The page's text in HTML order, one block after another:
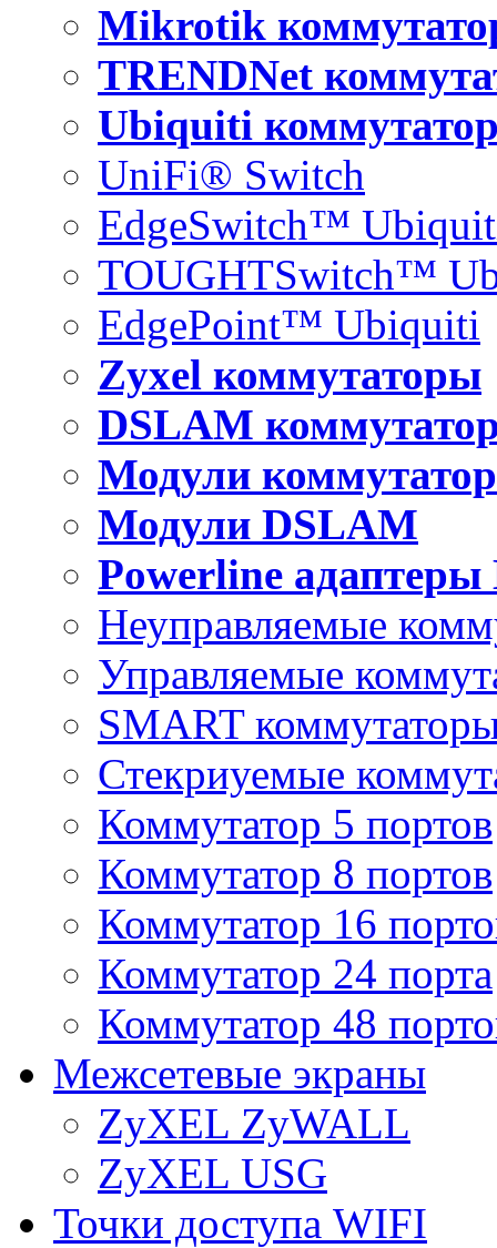
Mikrotik
TRENDNet
Ubiquiti
UniFi® Switch
EdgeSwitch™
TOUGHTSwitch™
EdgePoint™ Ubiquiti
Zyxel коммутаторы
DSLAM
Модули
Модули DSLAM
Powerline адаптеры
Неуправляемые
Управляемые
SMART
Стекриуемые
Коммутатор 5 портов
Коммутатор 8 портов
Коммутатор 16
Коммутатор 24 порта
Коммутатор 48
Межсетевые экраны
ZyXEL ZyWALL
ZyXEL USG
Точки доступа WIFI